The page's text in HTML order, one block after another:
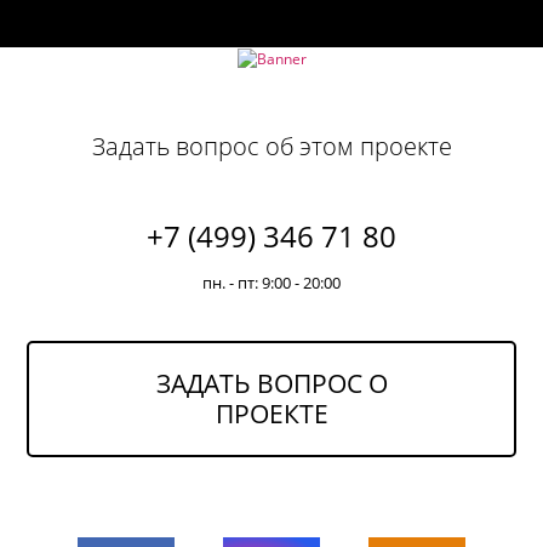
Задать вопрос об этом проекте
+7 (499) 346 71 80
пн. - пт: 9:00 - 20:00
ЗАДАТЬ ВОПРОС О
ПРОЕКТЕ